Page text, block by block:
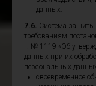
данных.
7.6. Система защиты
требованиям
г. № 1119 «Об
данных при их
персональных
своевременное